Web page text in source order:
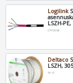
Logilink
LSZH-
CPV0082
Deltaco
LSZH,
TP-71